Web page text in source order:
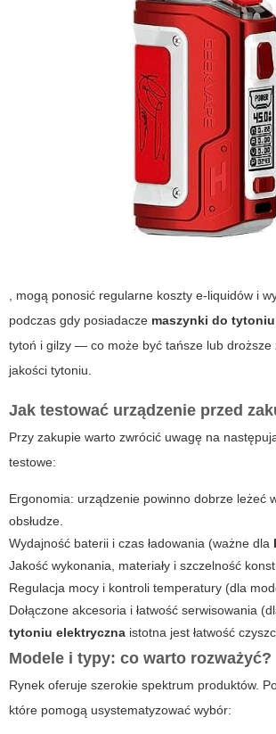
, mogą ponosić regularne koszty e-liquidów i
podczas gdy posiadacze maszynki do
tytoń i gilzy — co może być tańsze lub droższe
jakości tytoniu.
Jak testować urządzenie przed
Przy zakupie warto zwrócić uwagę na
testowe:
Ergonomia: urządzenie powinno dobrze leżeć
obsłudze.
Wydajność baterii i czas ładowania (ważne dla
Jakość wykonania, materiały i szczelność
Regulacja mocy i kontroli temperatury (dla
Dołączone akcesoria i łatwość serwisowania
tytoniu elektryczna istotna jest łatwość
Modele i typy: co warto rozważyć?
Rynek oferuje szerokie spektrum produktów.
które pomogą usystematyzować wybór: